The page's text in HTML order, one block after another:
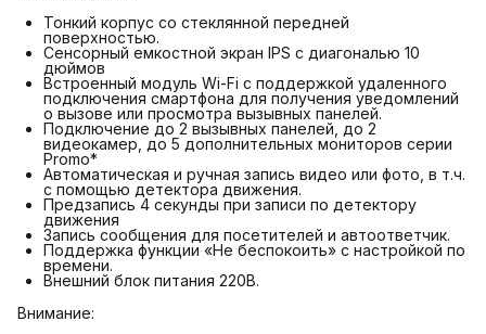
Тонкий корпус со стеклянной передней
поверхностью.
Сенсорный емкостной экран IPS с диагональю 10
дюймов
Встроенный модуль Wi-Fi с поддержкой удаленного
подключения смартфона для получения уведомлений
о вызове или просмотра вызывных панелей.
Подключение до 2 вызывных панелей, до 2
видеокамер, до 5 дополнительных мониторов серии
Promo*
Автоматическая и ручная запись видео или фото, в т.ч.
с помощью детектора движения.
Предзапись 4 секунды при записи по детектору
движения
Запись сообщения для посетителей и автоответчик.
Поддержка функции «Не беспокоить» с настройкой по
времени.
Внешний блок питания 220В.
Внимание: